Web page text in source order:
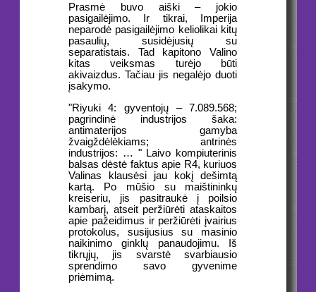
Prasmė buvo aiški – jokio
pasigailėjimo. Ir tikrai, Imperija
neparodė pasigailėjimo keliolikai kitų
pasaulių, susidėjusių su
separatistais. Tad kapitono Valino
kitas veiksmas turėjo būti
akivaizdus. Tačiau jis negalėjo duoti
įsakymo.
"Riyuki 4: gyventojų – 7.089.568;
pagrindinė industrijos šaka:
antimaterijos gamyba
žvaigždėlėkiams; antrinės
industrijos: … " Laivo kompiuterinis
balsas dėstė faktus apie R4, kuriuos
Valinas klausėsi jau kokį dešimtą
kartą. Po mūšio su maištininkų
kreiseriu, jis pasitraukė į poilsio
kambarį, atseit peržiūrėti ataskaitos
apie pažeidimus ir peržiūrėti įvairius
protokolus, susijusius su masinio
naikinimo ginklų panaudojimu. Iš
tikrųjų, jis svarstė svarbiausio
sprendimo savo gyvenime
priėmimą.